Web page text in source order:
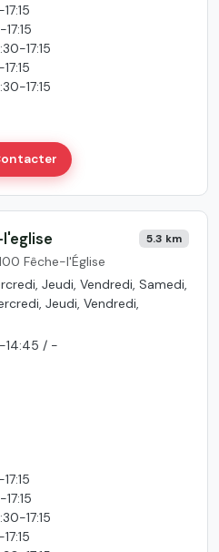
17:15
17:15
5.3 km
Fêche-l'Église
Jeudi, Vendredi, Samedi,
Jeudi, Vendredi,
14:45 / -
17:15